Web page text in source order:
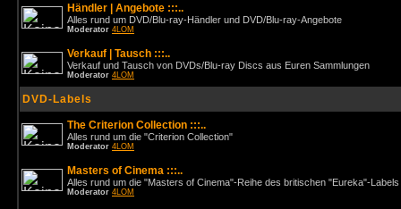
Händler | Angebote :::..
Alles rund um DVD/Blu-ray-Händler und DVD/Blu-ray-Angebote
Moderator 4LOM
Verkauf | Tausch :::..
Verkauf und Tausch von DVDs/Blu-ray Discs aus Euren Sammlungen
Moderator 4LOM
DVD-Labels
The Criterion Collection :::..
Alles rund um die "Criterion Collection"
Moderator 4LOM
Masters of Cinema :::..
Alles rund um die "Masters of Cinema"-Reihe des britischen "Eureka"-Labels
Moderator 4LOM